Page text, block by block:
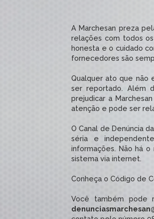
A Marchesan preza
relações com todos
honesta e o cuidado
fornecedores são
Qualquer ato que não
ser reportado. Além
prejudicar a
atenção e pode ser
O Canal de Denúncia
séria e
informações. Não há
sistema via internet.
Conheça o Código de
Você também pode